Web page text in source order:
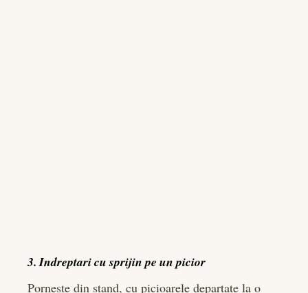
3. Indreptari cu sprijin pe un picior
Porneste din stand, cu picioarele departate la o